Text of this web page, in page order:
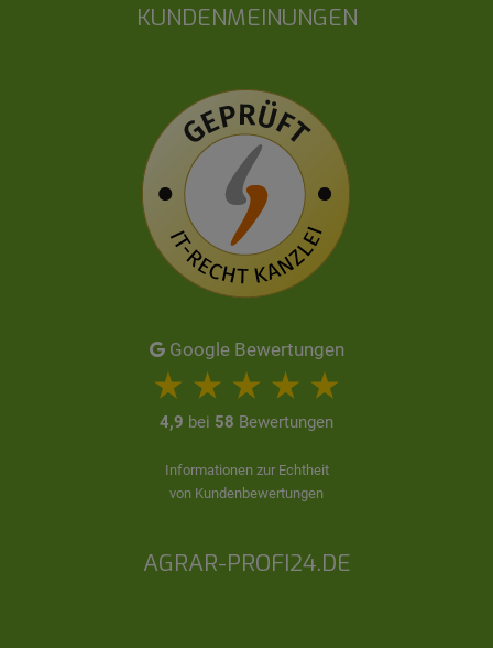
KUNDENMEINUNGEN
Google Bewertungen
4,9 bei 58 Bewertungen
Informationen zur Echtheit
von Kundenbewertungen
AGRAR-PROFI24.DE